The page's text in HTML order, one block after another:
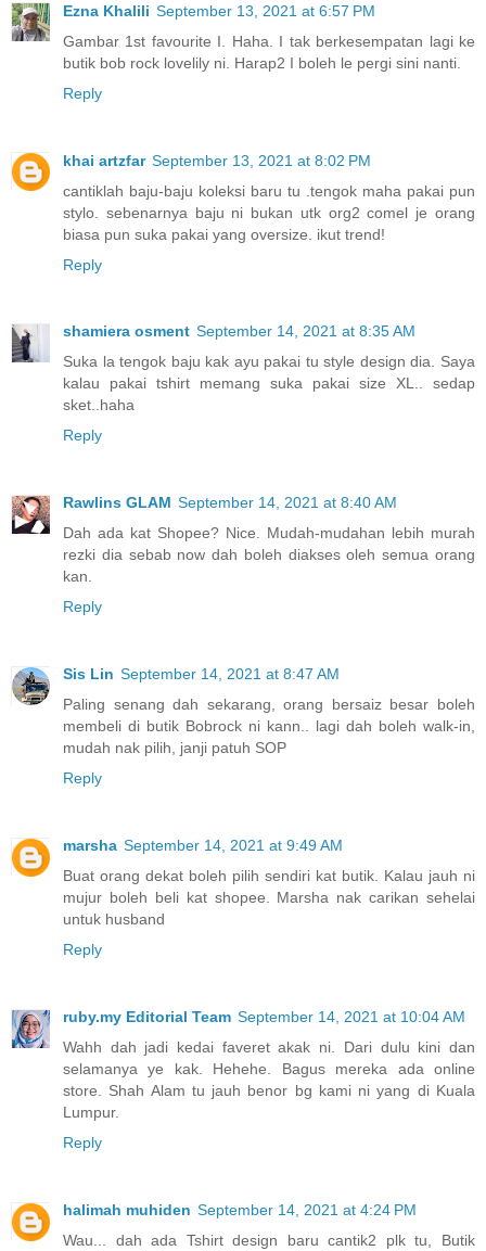
Ezna Khalili September 13, 2021 at 6:57 PM
Gambar 1st favourite I. Haha. I tak berkesempatan lagi ke
butik bob rock lovelily ni. Harap2 I boleh le pergi sini nanti.
Reply
khai artzfar September 13, 2021 at 8:02 PM
cantiklah baju-baju koleksi baru tu .tengok maha pakai pun
stylo. sebenarnya baju ni bukan utk org2 comel je orang
biasa pun suka pakai yang oversize. ikut trend!
Reply
shamiera osment September 14, 2021 at 8:35 AM
Suka la tengok baju kak ayu pakai tu style design dia. Saya
kalau pakai tshirt memang suka pakai size XL.. sedap
sket..haha
Reply
Rawlins GLAM September 14, 2021 at 8:40 AM
Dah ada kat Shopee? Nice. Mudah-mudahan lebih murah
rezki dia sebab now dah boleh diakses oleh semua orang
kan.
Reply
Sis Lin September 14, 2021 at 8:47 AM
Paling senang dah sekarang, orang bersaiz besar boleh
membeli di butik Bobrock ni kann.. lagi dah boleh walk-in,
mudah nak pilih, janji patuh SOP
Reply
marsha September 14, 2021 at 9:49 AM
Buat orang dekat boleh pilih sendiri kat butik. Kalau jauh ni
mujur boleh beli kat shopee. Marsha nak carikan sehelai
untuk husband
Reply
ruby.my Editorial Team September 14, 2021 at 10:04 AM
Wahh dah jadi kedai faveret akak ni. Dari dulu kini dan
selamanya ye kak. Hehehe. Bagus mereka ada online
store. Shah Alam tu jauh benor bg kami ni yang di Kuala
Lumpur.
Reply
halimah muhiden September 14, 2021 at 4:24 PM
Wau... dah ada Tshirt design baru cantik2 plk tu, Butik